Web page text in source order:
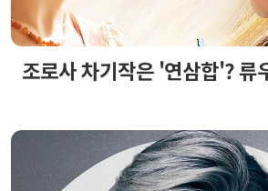
조로사 차기작은 '연삼합'? 류